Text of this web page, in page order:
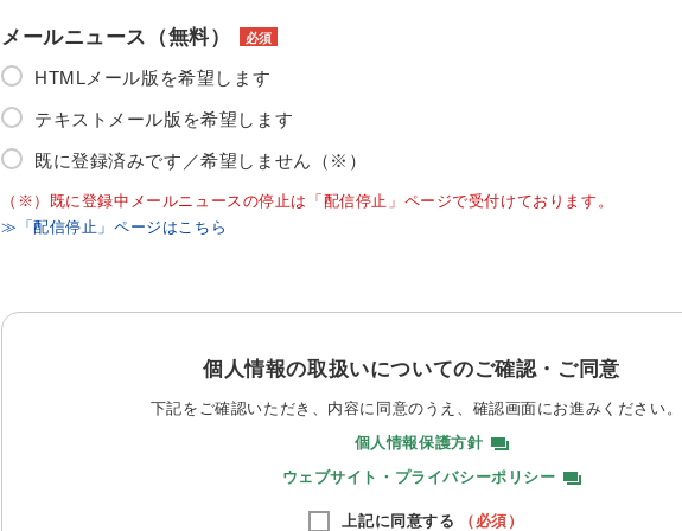
メールニュース（無料） 必須
HTMLメール版を希望します
テキストメール版を希望します
既に登録済みです／希望しません（※）
（※）既に登録中メールニュースの停止は「配信停止」ページで受付けております。
≫「配信停止」ページはこちら
個人情報の取扱いについてのご確認・ご同意
下記をご確認いただき、内容に同意のうえ、 確認画面にお進みください。
個人情報保護方針
ウェブサイト・プライバシーポリシー
上記に同意する （必須）